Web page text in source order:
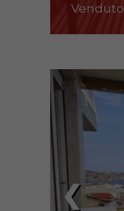
Venduto
❮